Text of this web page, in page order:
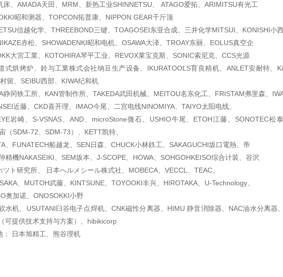
床、AMADA天田、MRM、新热工业SHINNETSU、 ATAGO爱拓、ARIMITSU有光工
昭和测器、TOPCON拓普康、NIPPON GEAR千斤顶
信越化学、THREEBOND三键、TOAGOSEI东亚合成、三井化学MITSUI、 KONISHI小
赤松、SHOWADENKI昭和电机、OSAWA大泽、TROAY东丽、EOLUS真空企
大宮工業、KOTOHIRA琴平工业、REVOX莱宝克斯、SONIC索尼克、CCS光源
式烘烤炉、鈴与工業株式会社纳豆生产设备、IKURATOOLS育良精机、ANLET安耐特、
留、SEIBU西部、KIWA纪和机
静冈铁工所、KAN管制作所、TAKEDA武田机械、MEITOU名东化工、FRISTAM弗里森、
近藤、CKD喜开理、IMAO今尾、二宫电线NINOMIYA、TAIYO太阳电线、
岩崎、S-VSNAS、AND、microStone微石、USHIO牛尾、ETOH江藤、SONOTEC松
（SDM-72、SDM-73）、KETT凯特、
、FUNATECH船越龙、SEN日森、CHUCK小林鉄工、SAKAGUCHI坂口電熱、帝
精機NAKASEIKI、SEM坂本、J-SCOPE、HOWA、SOHGOHKEISO综合计装、谷沢
ト研究所、 日本へルメシール株式社、MOBECA、VECCL、TEAC、
、MUTOH武藤、KINTSUNE、TOYOOKI丰兴、HIROTAKA、U-Technology、
奥加诺、ONOSOKKI小野
水机、USUTANI臼谷电子点焊机、CNK磁性分离器、HIMU 静音消除器、 NAC油水分离器
可提供技术支持与方案）、hibikicorp
： 日本旭精工、熊谷理机